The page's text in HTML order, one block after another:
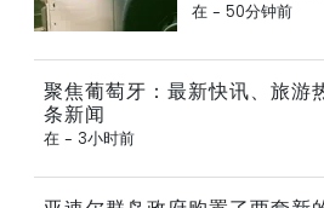
在 - 50分钟前
聚焦葡萄牙：最新快讯、旅游
条新闻
在 - 3小时前